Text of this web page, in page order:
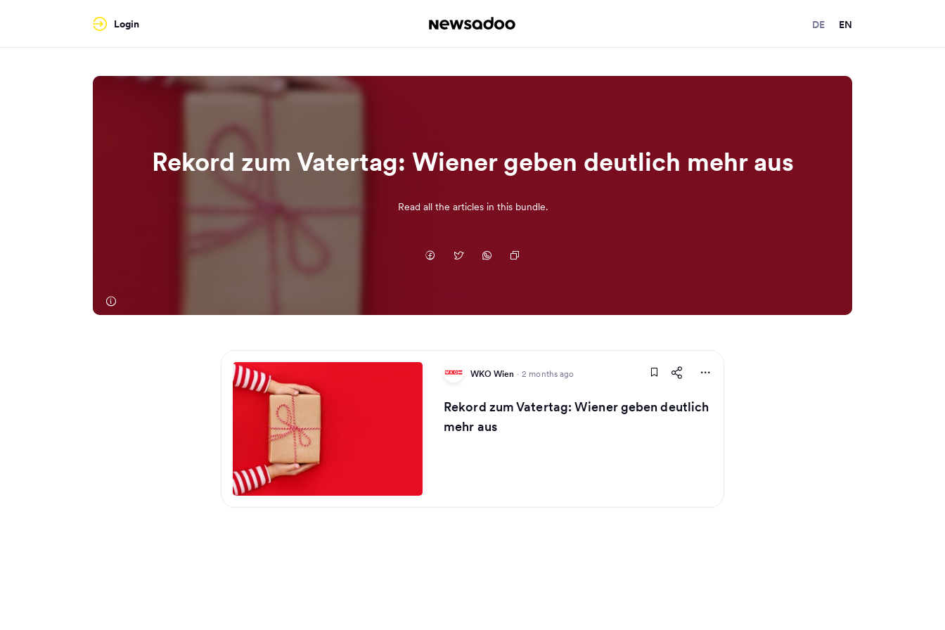
Login DE EN
Rekord zum Vatertag: Wiener geben deutlich mehr aus
Read all the articles in this bundle.
WKO Wien · 2 months ago
Rekord zum Vatertag: Wiener geben deutlich
mehr aus